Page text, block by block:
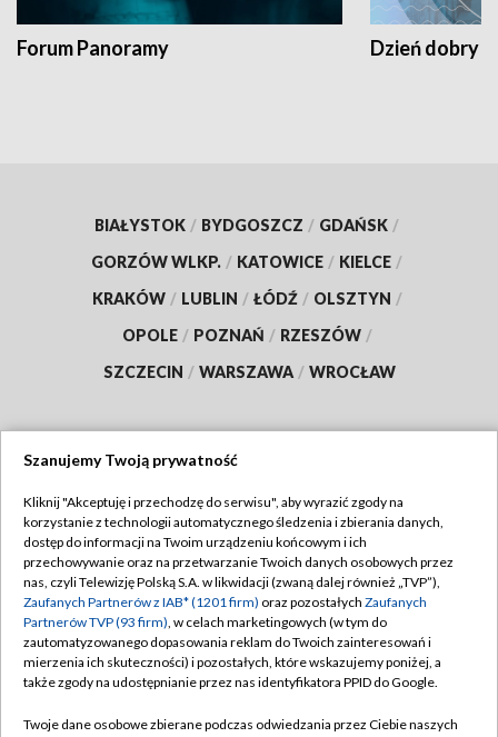
Forum Panoramy Dzień dobry
BIAŁYSTOK / BYDGOSZCZ / GDAŃSK /
GORZÓW WLKP. / KATOWICE / KIELCE /
KRAKÓW / LUBLIN / ŁÓDŹ / OLSZTYN /
OPOLE / POZNAŃ / RZESZÓW /
SZCZECIN / WARSZAWA / WROCŁAW
TVP
Abonament TVP
Emisja w TVP
Centrum informacji TVP
Naziemna Telewizja Cyfrowa
Regulamin TVP
Polityka prywatności
Moje zgody
Pomoc
Szanujemy Twoją prywatność
Kliknij "Akceptuję i przechodzę do serwisu", aby wyrazić zgody na
korzystanie z technologii automatycznego śledzenia i zbierania danych,
dostęp do informacji na Twoim urządzeniu końcowym i ich
przechowywanie oraz na przetwarzanie Twoich danych osobowych przez
nas, czyli Telewizję Polską S.A. w likwidacji (zwaną dalej również „TVP”),
Zaufanych Partnerów z IAB* (1201 firm) oraz pozostałych Zaufanych
Partnerów TVP (93 firm), w celach marketingowych (w tym do
zautomatyzowanego dopasowania reklam do Twoich zainteresowań i
mierzenia ich skuteczności) i pozostałych, które wskazujemy poniżej, a
także zgody na udostępnianie przez nas identyfikatora PPID do Google.
Twoje dane osobowe zbierane podczas odwiedzania przez Ciebie naszych